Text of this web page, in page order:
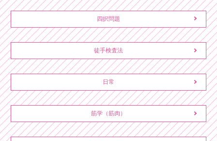
四択問題
徒手検査法
日常
筋学（筋肉）